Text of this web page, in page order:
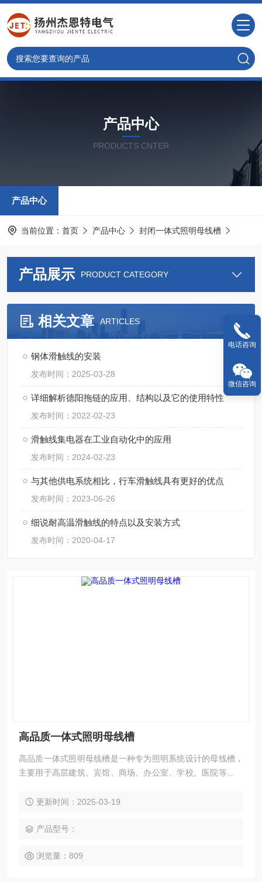
产品中心
PRODUCTS CNTER
产品中心
当前位置： 首页 产品中心 封闭一体式照明母线槽
产品展示 PRODUCT CATEGORY
相关文章 ARTICLES
钢体滑触线的安装
发布时间：2025-03-28
详细解析德阳拖链的应用、结构以及它的使用特性
发布时间：2022-02-23
滑触线集电器在工业自动化中的应用
发布时间：2024-02-23
与其他供电系统相比，行车滑触线具有更好的优点
发布时间：2023-06-26
细说耐高温滑触线的特点以及安装方式
发布时间：2020-04-17
高品质一体式照明母线槽
高品质一体式照明母线槽是一种专为照明系统设计的母线槽，
主要用于高层建筑、宾馆、商场、办公室、学校、医院等中小
更新时间：2025-03-19
产品型号：
浏览量：809
电话咨询
微信咨询